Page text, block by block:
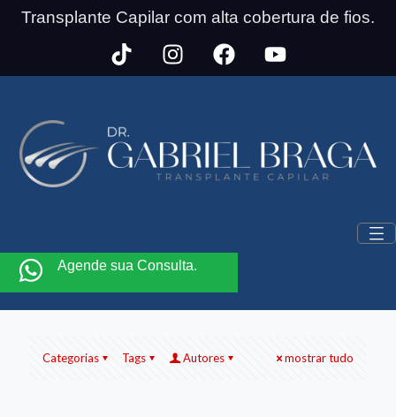
Transplante Capilar com alta cobertura de fios.
Agende sua Consulta.
Categorias Tags Autores mostrar tudo